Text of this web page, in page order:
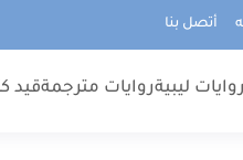
أتصل بنا
روايات ليبيةروايات مترجمةقيد